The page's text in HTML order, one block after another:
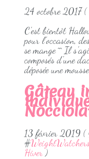
24 octobre 2017
C'est bientôt
pour l'occasion,
se mange ^^ Il
composés d'une
déposée une
Gâteau
13 février 2019
#
Hiver)